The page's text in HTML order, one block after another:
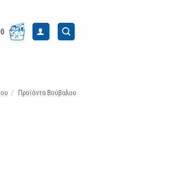
/ Προϊόντα Βούβαλου